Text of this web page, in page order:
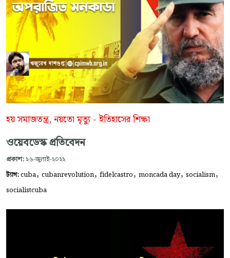
হয় সমাজতন্ত্র, নয়তো মৃত্যু - ইতিহাসের শিক্ষা
ওয়েবডেস্ক প্রতিবেদন
প্রকাশ: ২৬-জুলাই-২০২২
ট্যাগ:cuba, cubanrevolution, fidelcastro, moncada day, socialism,
socialistcuba